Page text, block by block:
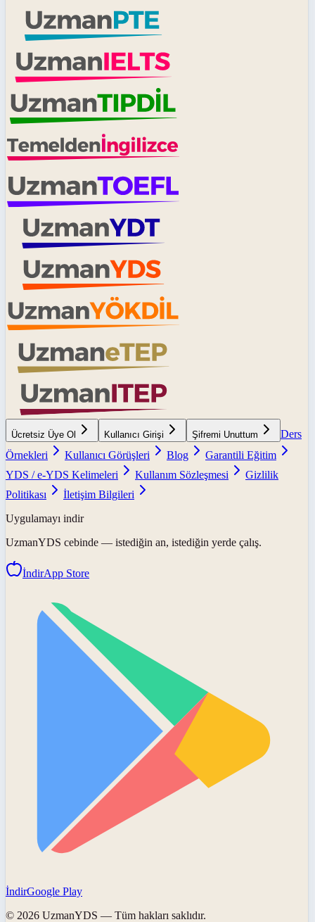
Ücretsiz Üye Ol Kullanıcı Girişi Şifremi Unuttum
Ders
Örnekleri
Kullanıcı Görüşleri Blog
Garantili Eğitim
YDS / e-YDS Kelimeleri
Kullanım Sözleşmesi
Gizlilik
Politikası
İletişim Bilgileri
Uygulamayı indir
UzmanYDS cebinde — istediğin an, istediğin yerde çalış.
İndirApp Store
İndirGoogle Play
© 2026 UzmanYDS — Tüm hakları saklıdır.